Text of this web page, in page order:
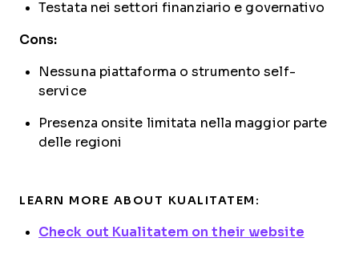
Testata nei settori finanziario e governativo
Cons:
Nessuna piattaforma o strumento self-
service
Presenza onsite limitata nella maggior parte
delle regioni
LEARN MORE ABOUT KUALITATEM:
Check out Kualitatem on their website